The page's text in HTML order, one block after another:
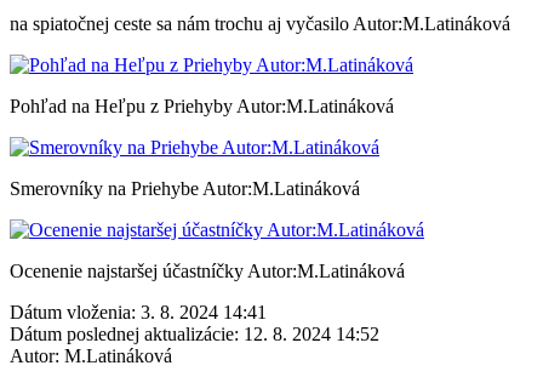
na spiatočnej ceste sa nám trochu aj vyčasilo Autor:M.Latináková
Pohľad na Heľpu z Priehyby Autor:M.Latináková
Smerovníky na Priehybe Autor:M.Latináková
Ocenenie najstaršej účastníčky Autor:M.Latináková
Dátum vloženia: 3. 8. 2024 14:41
Dátum poslednej aktualizácie: 12. 8. 2024 14:52
Autor: M.Latináková